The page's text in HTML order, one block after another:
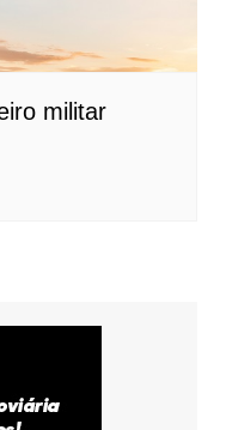
militar